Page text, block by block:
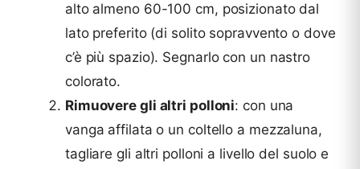
alto almeno 60-100 cm, posizionato dal
lato preferito (di solito sopravvento o dove
c’è più spazio). Segnarlo con un nastro
colorato.
Rimuovere gli altri polloni: con una
vanga affilata o un coltello a mezzaluna,
tagliare gli altri polloni a livello del suolo e